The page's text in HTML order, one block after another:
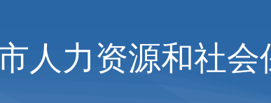
人力资源和社会